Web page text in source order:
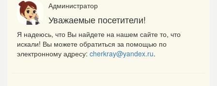
Администратор
Уважаемые посетители!
Я надеюсь, что Вы найдете на нашем сайте то, что
искали! Вы можете обратиться за помощью по
электронному адресу: cherkray@yandex.ru.